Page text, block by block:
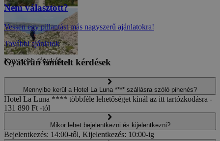
Kevesebb fénykép
Nem választott?
Vessen egy pillantást más nagyszerű ajánlatokra!
További ajánlatok
Gyakran ismételt kérdések
Mennyibe kerül a Hotel La Luna **** szállásra szóló pihenés?
Hotel La Luna **** többféle lehetőséget kínál az itt tartózkodásra -
131 890 Ft -tól
Mikor lehet bejelentkezni és kijelentkezni?
Bejelentkezés: 14:00-től, Kijelentkezés: 10:00-ig